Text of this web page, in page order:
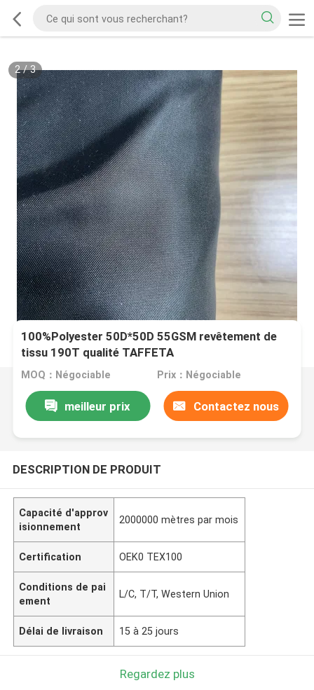
2/3
100%Polyester 50D*50D 55GSM revêtement de
tissu 190T qualité TAFFETA
MOQ：Négociable Prix：Négociable
meilleur prix Contactez nous
DESCRIPTION DE PRODUIT
Capacité d'approv
isionnement
2000000 mètres par mois
Certification OEK0 TEX100
Conditions de pai
ement
L/C, T/T, Western Union
Délai de livraison 15 à 25 jours
Regardez plus